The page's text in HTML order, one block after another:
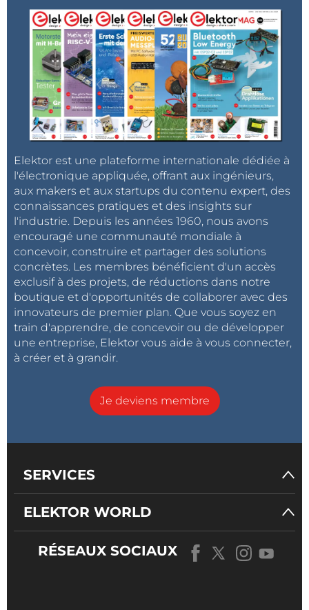
Elektor est une plateforme internationale dédiée à
l'électronique appliquée, offrant aux ingénieurs,
aux makers et aux startups du contenu expert, des
connaissances pratiques et des insights sur
l'industrie. Depuis les années 1960, nous avons
encouragé une communauté mondiale à
concevoir, construire et partager des solutions
concrètes. Les membres bénéficient d'un accès
exclusif à des projets, de réductions dans notre
boutique et d'opportunités de collaborer avec des
innovateurs de premier plan. Que vous soyez en
train d'apprendre, de concevoir ou de développer
une entreprise, Elektor vous aide à vous connecter,
à créer et à grandir.
Je deviens membre
SERVICES
ELEKTOR WORLD
RÉSEAUX SOCIAUX